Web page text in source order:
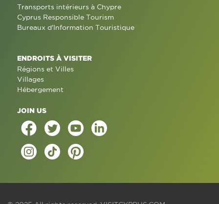
Transports intérieurs à Chypre
Cyprus Responsible Tourism
Bureaux d'Information Touristique
ENDROITS À VISITER
Régions et Villes
Villages
Hébergement
JOIN US